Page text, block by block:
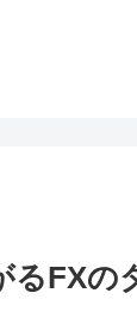
るFXの